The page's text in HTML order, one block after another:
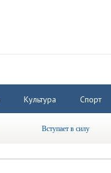
Культура Спорт
Вступает в силу